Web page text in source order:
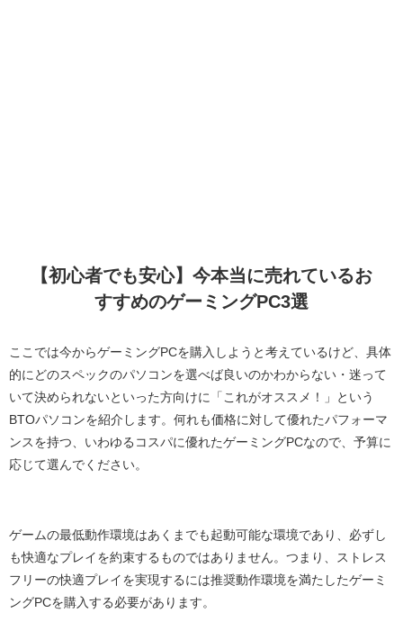
【初心者でも安心】今本当に売れているお
すすめのゲーミングPC3選
ここでは今からゲーミングPCを購入しようと考えているけど、具体
的にどのスペックのパソコンを選べば良いのかわからない・迷って
いて決められないといった方向けに「これがオススメ！」という
BTOパソコンを紹介します。何れも価格に対して優れたパフォーマ
ンスを持つ、いわゆるコスパに優れたゲーミングPCなので、予算に
応じて選んでください。
ゲームの最低動作環境はあくまでも起動可能な環境であり、必ずし
も快適なプレイを約束するものではありません。つまり、ストレス
フリーの快適プレイを実現するには推奨動作環境を満たしたゲーミ
ングPCを購入する必要があります。